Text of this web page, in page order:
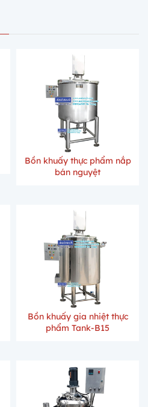
Bồn khuấy thực phẩm nắp
bán nguyệt
Bồn khuấy gia nhiệt thực
phẩm Tank-B15